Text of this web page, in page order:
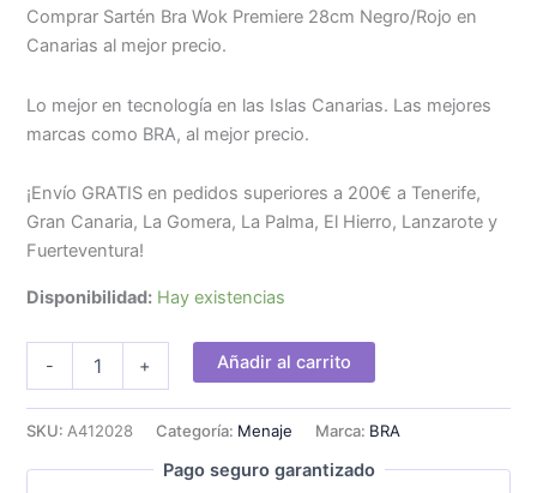
Comprar Sartén Bra Wok Premiere 28cm Negro/Rojo en
Canarias al mejor precio.
Lo mejor en tecnología en las Islas Canarias. Las mejores
marcas como BRA, al mejor precio.
¡Envío GRATIS en pedidos superiores a 200€ a Tenerife,
Gran Canaria, La Gomera, La Palma, El Hierro, Lanzarote y
Fuerteventura!
Disponibilidad: Hay existencias
-
Premiere
Negro/Rojo
+ Añadir al carrito
SKU:A412028 Categoría: Menaje Marca: BRA
Pago seguro garantizado